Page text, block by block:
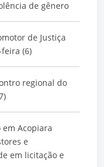
de gênero
de Justiça
(6)
regional do
em Acopiara
e
em licitação e